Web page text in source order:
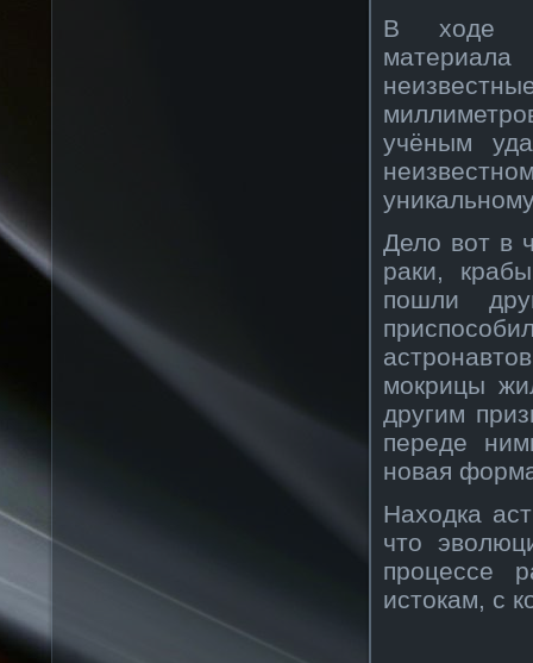
В ходе
учёным
Дело вот в
раки,
пошли
мокрицы
другим
переде
новая
Находка
что
процессе
истокам, с